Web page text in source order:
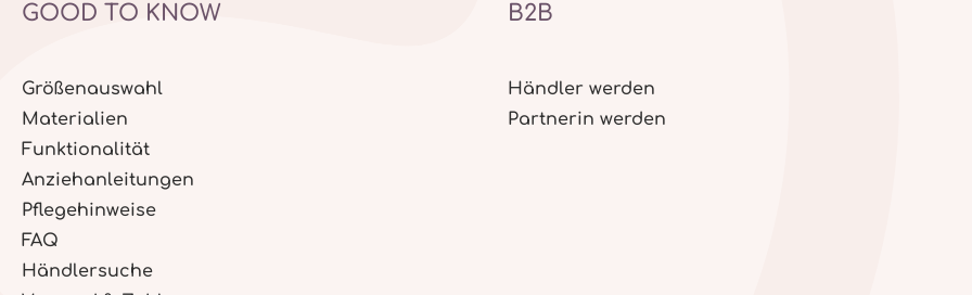
GOOD TO KNOW
Größenauswahl
Materialien
Funktionalität
Anziehanleitungen
Pflegehinweise
FAQ
Händlersuche
B2B
Händler werden
Partnerin werden